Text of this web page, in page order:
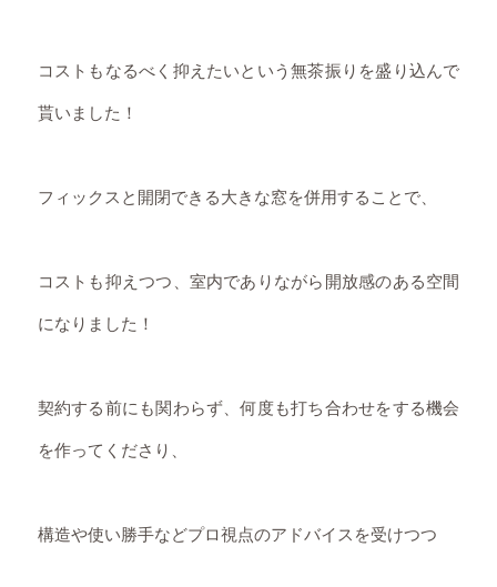
コストもなるべく抑えたいという無茶振りを盛り込んで
貰いました！
フィックスと開閉できる大きな窓を併用することで、
コストも抑えつつ、室内でありながら開放感のある空間
になりました！
契約する前にも関わらず、何度も打ち合わせをする機会
を作ってくださり、
構造や使い勝手などプロ視点のアドバイスを受けつつ